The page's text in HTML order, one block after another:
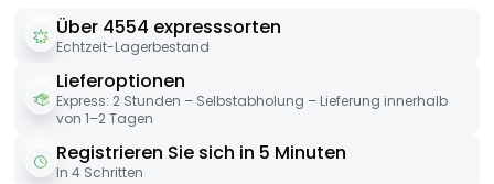
Über 4554 expresssorten
Echtzeit-Lagerbestand
Lieferoptionen
Express: 2 Stunden – Selbstabholung – Lieferung innerhalb
von 1–2 Tagen
Registrieren Sie sich in 5 Minuten
In 4 Schritten